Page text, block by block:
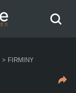
> FIRMINY